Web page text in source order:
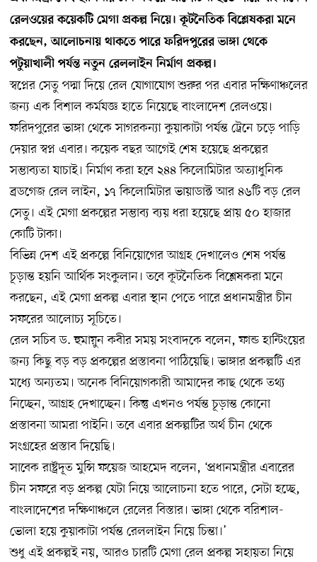
রেলওয়ের কয়েকটি মেগা প্রকল্প নিয়ে। কূটনৈতিক বিশ্লেষকরা মনে
করছেন, আলোচনায় থাকতে পারে ফরিদপুরের ভাঙ্গা থেকে
পটুয়াখালী পর্যন্ত নতুন রেললাইন নির্মাণ প্রকল্প।
স্বপ্নের সেতু পদ্মা দিয়ে রেল যোগাযোগ শুরুর পর এবার দক্ষিণাঞ্চলের
জন্য এক বিশাল কর্মযজ্ঞ হাতে নিয়েছে বাংলাদেশ রেলওয়ে।
ফরিদপুরের ভাঙ্গা থেকে সাগরকন্যা কুয়াকাটা পর্যন্ত ট্রেনে চড়ে পাড়ি
দেয়ার স্বপ্ন এবার। কয়েক বছর আগেই শেষ হয়েছে প্রকল্পের
সম্ভাব্যতা যাচাই। নির্মাণ করা হবে ২৪৪ কিলোমিটার অত্যাধুনিক
ব্রডগেজ রেল লাইন, ১৭ কিলোমিটার ভায়াডাক্ট আর ৪৬টি বড় রেল
সেতু। এই মেগা প্রকল্পের সম্ভাব্য ব্যয় ধরা হয়েছে প্রায় ৫০ হাজার
কোটি টাকা।
বিভিন্ন দেশ এই প্রকল্পে বিনিয়োগের আগ্রহ দেখালেও শেষ পর্যন্ত
চূড়ান্ত হয়নি আর্থিক সংকুলান। তবে কূটনৈতিক বিশ্লেষকরা মনে
করছেন, এই মেগা প্রকল্প এবার স্থান পেতে পারে প্রধানমন্ত্রীর চীন
সফরের আলোচ্য সূচিতে।
রেল সচিব ড. হুমায়ুন কবীর সময় সংবাদকে বলেন, ফান্ড হান্টিংয়ের
জন্য কিছু বড় বড় প্রকল্পের প্রস্তাবনা পাঠিয়েছি। ভাঙ্গার প্রকল্পটি এর
মধ্যে অন্যতম। অনেক বিনিয়োগকারী আমাদের কাছ থেকে তথ্য
নিচ্ছেন, আগ্রহ দেখাচ্ছেন। কিন্তু এখনও পর্যন্ত চূড়ান্ত কোনো
প্রস্তাবনা আমরা পাইনি। তবে এবার প্রকল্পটির অর্থ চীন থেকে
সংগ্রহের প্রস্তাব দিয়েছি।
সাবেক রাষ্ট্রদূত মুন্সি ফয়েজ আহমেদ বলেন, ‘প্রধানমন্ত্রীর এবারের
চীন সফরে বড় প্রকল্প যেটা নিয়ে আলোচনা হতে পারে, সেটা হচ্ছে,
বাংলাদেশের দক্ষিণাঞ্চলে রেলের বিস্তার। ভাঙ্গা থেকে বরিশাল-
ভোলা হয়ে কুয়াকাটা পর্যন্ত রেললাইন নিয়ে চিন্তা।’
শুধু এই প্রকল্পই নয়, আরও চারটি মেগা রেল প্রকল্প সহায়তা নিয়ে